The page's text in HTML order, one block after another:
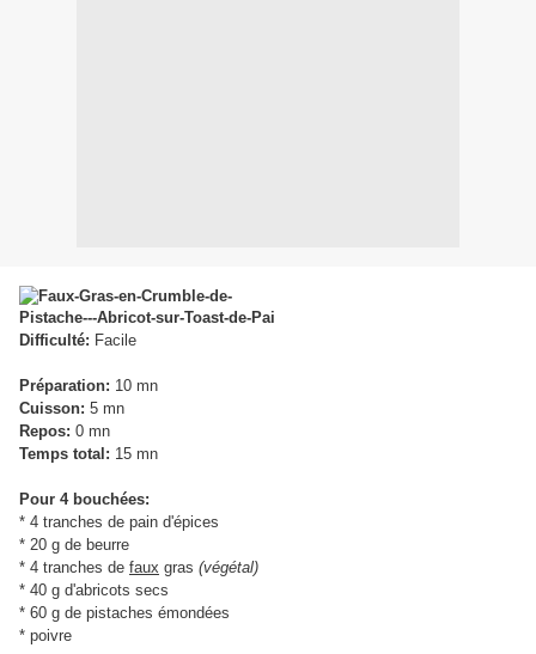
Difficulté: Facile
Préparation: 10 mn
Cuisson: 5 mn
Repos: 0 mn
Temps total: 15 mn
Pour 4 bouchées:
* 4 tranches de pain d'épices
* 20 g de beurre
* 4 tranches de faux gras (végétal)
* 40 g d'abricots secs
* 60 g de pistaches émondées
* poivre